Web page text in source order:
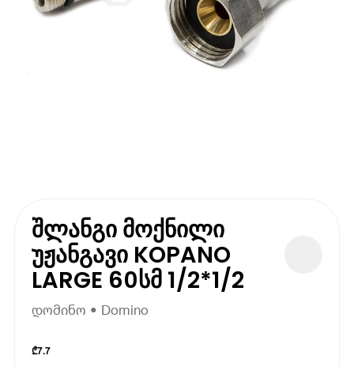
შლანგი მოქნილი
უჟანგავი KOPANO
LARGE 60სმ 1/2*1/2
დომინო • Domino
₾7.7